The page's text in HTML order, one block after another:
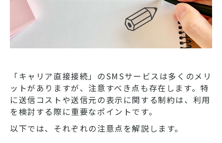
「キャリア直接接続」のSMSサービスは多くのメリ
ットがありますが、注意すべき点も存在します。特
に送信コストや送信元の表示に関する制約は、利用
を検討する際に重要なポイントです。
以下では、それぞれの注意点を解説します。